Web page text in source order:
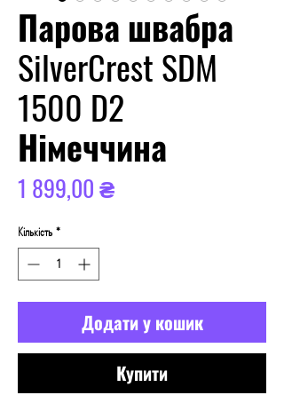
Парова швабра
SilverCrest SDM
1500 D2
Німеччина
1 899,00 ₴Ціна
Кількість *
Додати у кошик
Купити